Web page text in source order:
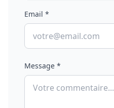
Email *
Message *